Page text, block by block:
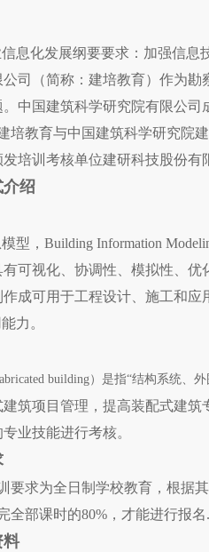
息化发展纲要要求：加强信
司（简称：建培教育）作为
中国建筑科学研究院有限公
培教育与中国建筑科学研究院
培训考核单位建研科技股份
绍
型，Building Information
可视化、协调性、模拟性、
成可用于工程设计、施工和
力。
building）是指“结构系统
筑项目管理，提高装配式建
业技能进行考核。
要求为全日制学校教育，根据
全部课时的80%，才能进行报名.
料